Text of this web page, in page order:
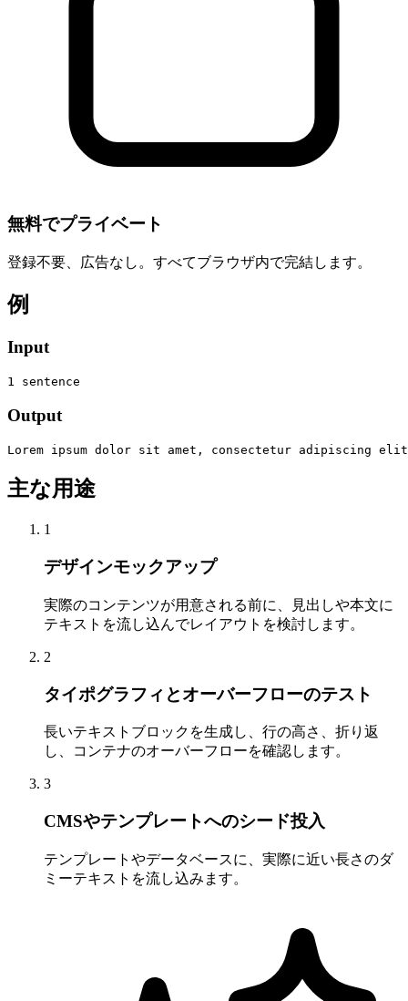
無料でプライベート
登録不要、広告なし。すべてブラウザ内で完結します。
例
Input
1 sentence
Output
Lorem ipsum dolor sit amet, consectetur adipiscing
主な用途
1
デザインモックアップ
実際のコンテンツが用意される前に、見出しや本文に
テキストを流し込んでレイアウトを検討します。
2
タイポグラフィとオーバーフローのテスト
長いテキストブロックを生成し、行の高さ、折り返
し、コンテナのオーバーフローを確認します。
3
CMSやテンプレートへのシード投入
テンプレートやデータベースに、実際に近い長さのダ
ミーテキストを流し込みます。